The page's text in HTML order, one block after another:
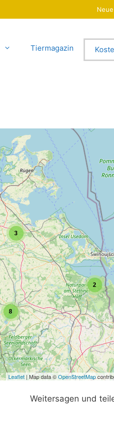
Tiermagazin
2
3
8
Leaflet| Map data ©OpenStreetMap
Weitersagen und